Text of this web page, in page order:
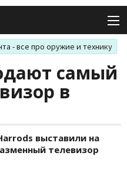
- все про оружие и технику
самый
в
выставили на
телевизор